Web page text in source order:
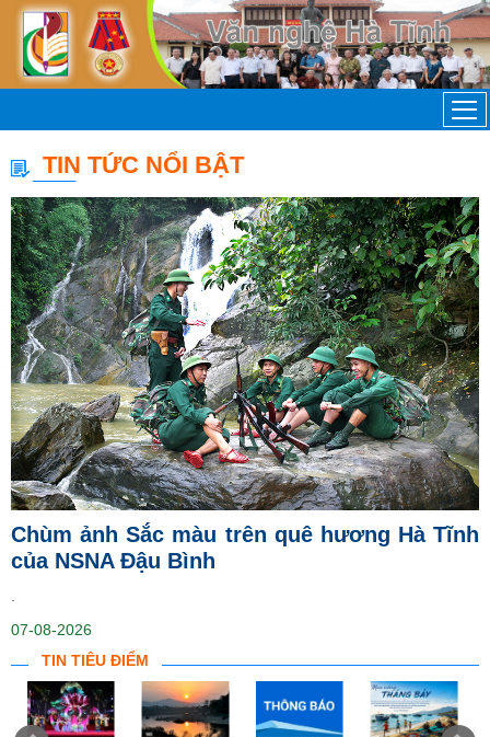
TIN TỨC NỔI BẬT
Chùm ảnh Sắc màu trên quê hương Hà Tĩnh
của NSNA Đậu Bình
07-08-2026
TIN TIÊU ĐIỂM